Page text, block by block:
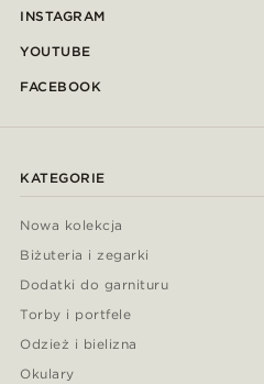
INSTAGRAM
YOUTUBE
FACEBOOK
KATEGORIE
Nowa kolekcja
Biżuteria i zegarki
Dodatki do garnituru
Torby i portfele
Odzież i bielizna
Okulary